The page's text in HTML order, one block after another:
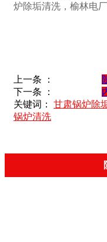
炉除垢清洗，榆林电
上一条 ：
下一条 ：
关键词： 甘肃锅炉除
锅炉清洗